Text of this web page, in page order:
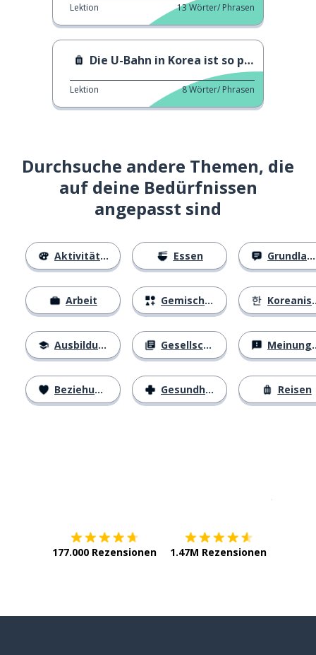
Lektion 13Wörter/ Phrasen
Die U-Bahn in Korea ist so praktisch!
Lektion 8Wörter/ Phrasen
Durchsuche andere Themen, die
auf deine Bedürfnissen
angepasst sind
Aktivitäten
Arbeit
Ausbildung
Beziehungen
Essen
Gemischtes
Gesellschaft
Gesundheit
Grundlagen
Koreanisches Alphabet
Meinungen
Reisen
177.000 Rezensionen 1.47M Rezensionen